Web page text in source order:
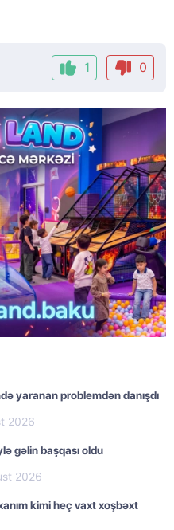
1 0
yaranan problemdən danışdı
2026
gəlin başqası oldu
2026
kimi heç vaxt xoşbəxt